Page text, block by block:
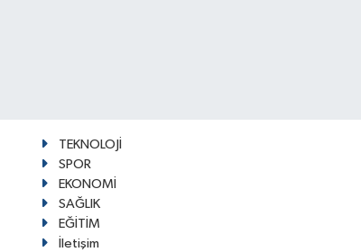
TEKNOLOJİ
SPOR
EKONOMİ
SAĞLIK
EĞİTİM
İletişim